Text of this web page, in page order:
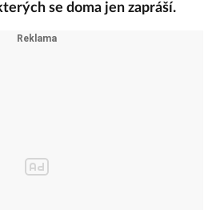
se doma jen zapráší.